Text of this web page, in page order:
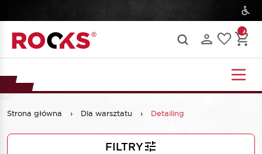
Strona główna › Dla warsztatu › Detailing
FILTRY